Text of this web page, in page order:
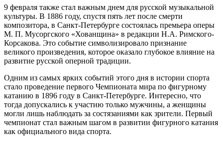
9 февраля также стал важным днем для русской музыкальной
культуры. В 1886 году, спустя пять лет после смерти
композитора, в Санкт-Петербурге состоялась премьера оперы
М. П. Мусоргского «Хованщина» в редакции Н.А. Римского-
Корсакова. Это событие символизировало признание
великого произведения, которое оказало глубокое влияние на
развитие русской оперной традиции.
Одним из самых ярких событий этого дня в истории спорта
стало проведение первого Чемпионата мира по фигурному
катанию в 1896 году в Санкт-Петербурге. Интересно, что
тогда допускались к участию только мужчины, а женщины
могли лишь наблюдать за состязаниями как зрители. Первый
чемпионат стал важным шагом в развитии фигурного катания
как официального вида спорта.